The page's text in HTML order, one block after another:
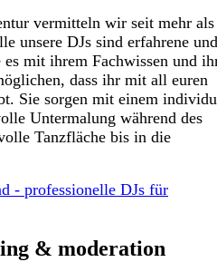
vermitteln wir seit mehr
unsere DJs sind erfahrene und
mit ihrem Fachwissen und
dass ihr mit all euren
Sie sorgen mit einem
Untermalung während des
Tanzfläche bis in die
- professionelle DJs für
& moderation